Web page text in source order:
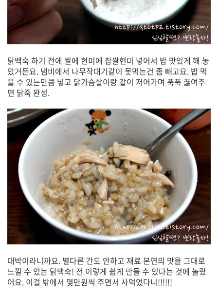
닭백숙 하기 전에 쌀에 현미에 찹쌀현미 넣어서 밥 맛있게 해 놓
았거든요. 냄비에서 나무작대기같이 못먹는건 좀 빼고요. 밥 먹
을 수 있는만큼 넣고 닭가슴살이랑 같이 저어가며 푹푹 끓여주
면 닭죽 완성.
대박이라니까요. 별다른 간도 안하고 재료 본연의 맛을 그대로
느낄 수 있는 닭백숙! 전 이렇게 쉽게 만들 수 있다는 것에 놀랐
어요. 이걸 밖에서 몇만원씩 주면서 사먹었다니!!!!!!